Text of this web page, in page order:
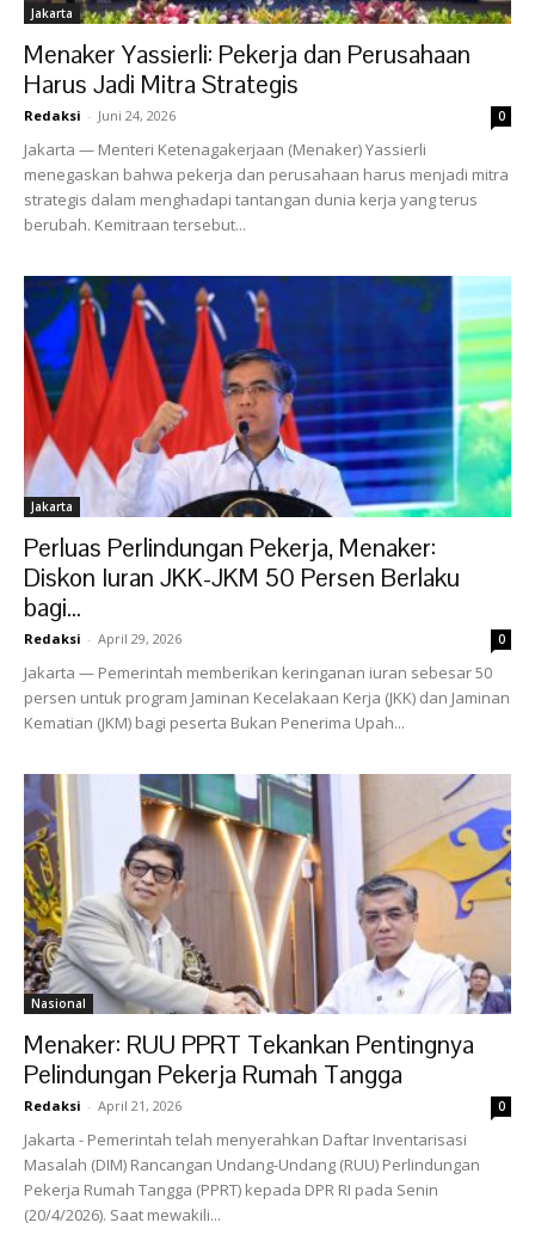
Jakarta
Menaker Yassierli: Pekerja dan Perusahaan
Harus Jadi Mitra Strategis
Redaksi - Juni 24, 2026 0
Jakarta — Menteri Ketenagakerjaan (Menaker) Yassierli
menegaskan bahwa pekerja dan perusahaan harus menjadi mitra
strategis dalam menghadapi tantangan dunia kerja yang terus
berubah. Kemitraan tersebut...
Jakarta
Perluas Perlindungan Pekerja, Menaker:
Diskon Iuran JKK-JKM 50 Persen Berlaku
bagi...
Redaksi - April 29, 2026 0
Jakarta — Pemerintah memberikan keringanan iuran sebesar 50
persen untuk program Jaminan Kecelakaan Kerja (JKK) dan Jaminan
Kematian (JKM) bagi peserta Bukan Penerima Upah...
Nasional
Menaker: RUU PPRT Tekankan Pentingnya
Pelindungan Pekerja Rumah Tangga
Redaksi - April 21, 2026 0
Jakarta - Pemerintah telah menyerahkan Daftar Inventarisasi
Masalah (DIM) Rancangan Undang-Undang (RUU) Perlindungan
Pekerja Rumah Tangga (PPRT) kepada DPR RI pada Senin
(20/4/2026). Saat mewakili...